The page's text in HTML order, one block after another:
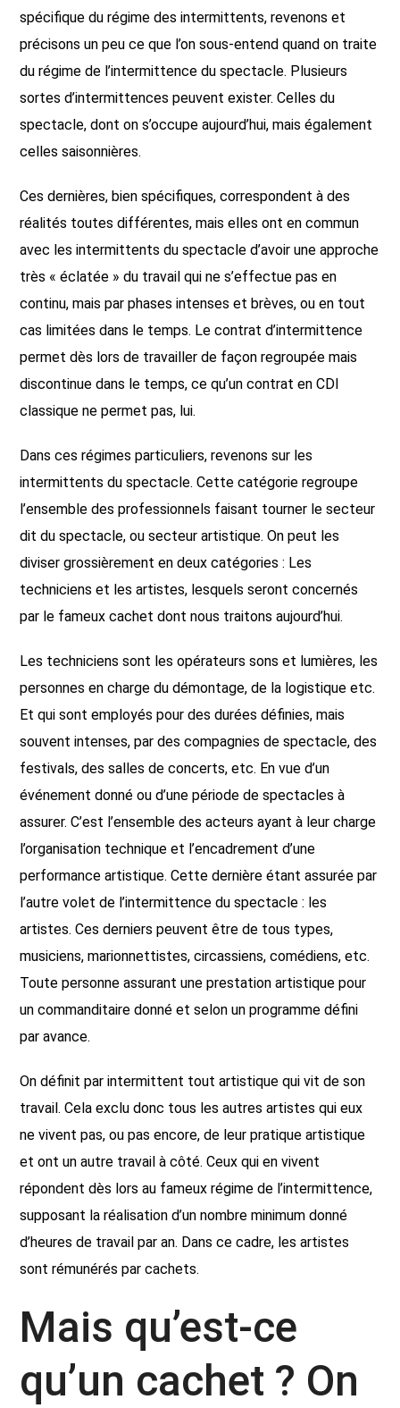
spécifique du régime des intermittents, revenons et
précisons un peu ce que l’on sous-entend quand on traite
du régime de l’intermittence du spectacle. Plusieurs
sortes d’intermittences peuvent exister. Celles du
spectacle, dont on s’occupe aujourd’hui, mais également
celles saisonnières.
Ces dernières, bien spécifiques, correspondent à des
réalités toutes différentes, mais elles ont en commun
avec les intermittents du spectacle d’avoir une approche
très « éclatée » du travail qui ne s’effectue pas en
continu, mais par phases intenses et brèves, ou en tout
cas limitées dans le temps. Le contrat d’intermittence
permet dès lors de travailler de façon regroupée mais
discontinue dans le temps, ce qu’un contrat en CDI
classique ne permet pas, lui.
Dans ces régimes particuliers, revenons sur les
intermittents du spectacle. Cette catégorie regroupe
l’ensemble des professionnels faisant tourner le secteur
dit du spectacle, ou secteur artistique. On peut les
diviser grossièrement en deux catégories : Les
techniciens et les artistes, lesquels seront concernés
par le fameux cachet dont nous traitons aujourd’hui.
Les techniciens sont les opérateurs sons et lumières, les
personnes en charge du démontage, de la logistique etc.
Et qui sont employés pour des durées définies, mais
souvent intenses, par des compagnies de spectacle, des
festivals, des salles de concerts, etc. En vue d’un
événement donné ou d’une période de spectacles à
assurer. C’est l’ensemble des acteurs ayant à leur charge
l’organisation technique et l’encadrement d’une
performance artistique. Cette dernière étant assurée par
l’autre volet de l’intermittence du spectacle : les
artistes. Ces derniers peuvent être de tous types,
musiciens, marionnettistes, circassiens, comédiens, etc.
Toute personne assurant une prestation artistique pour
un commanditaire donné et selon un programme défini
par avance.
On définit par intermittent tout artistique qui vit de son
travail. Cela exclu donc tous les autres artistes qui eux
ne vivent pas, ou pas encore, de leur pratique artistique
et ont un autre travail à côté. Ceux qui en vivent
répondent dès lors au fameux régime de l’intermittence,
supposant la réalisation d’un nombre minimum donné
d’heures de travail par an. Dans ce cadre, les artistes
sont rémunérés par cachets.
Mais qu’est-ce
qu’un cachet ? On